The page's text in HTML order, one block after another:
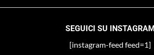
SEGUICI SU INSTAGRAM
[instagram-feed feed=1]